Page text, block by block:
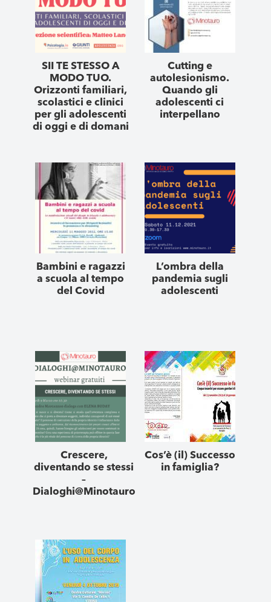
SII TE STESSO A
MODO TUO.
Orizzonti familiari,
scolastici e clinici
per gli adolescenti
di oggi e di domani
Cutting e
autolesionismo.
Quando gli
adolescenti ci
interpellano
Bambini e ragazzi
a scuola al tempo
del Covid
L’ombra della
pandemia sugli
adolescenti
Crescere,
diventando se stessi
–
Dialoghi@Minotauro
Cos’è (il) Successo
in famiglia?